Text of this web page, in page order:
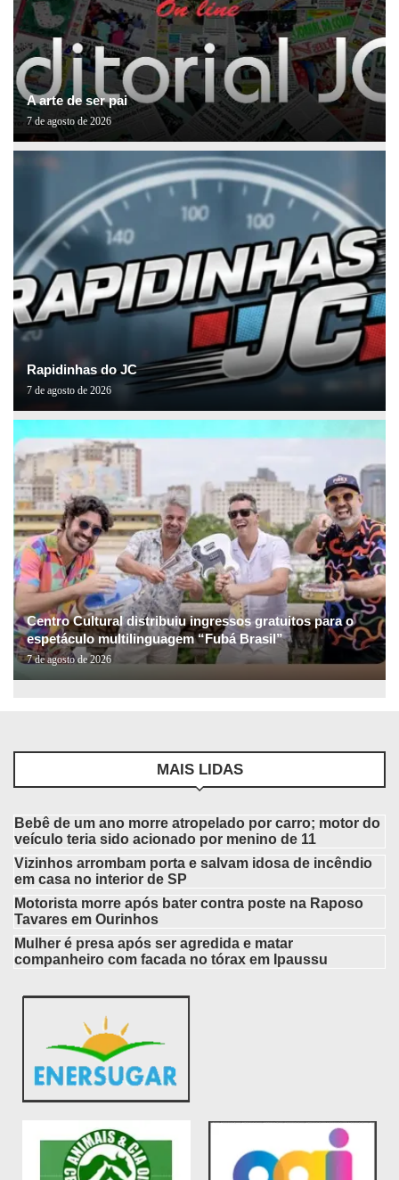
A arte de ser pai
7 de agosto de 2026
Rapidinhas do JC
7 de agosto de 2026
Centro Cultural distribuiu ingressos gratuitos para o
espetáculo multilinguagem “Fubá Brasil”
7 de agosto de 2026
MAIS LIDAS
Bebê de um ano morre atropelado por carro; motor do
veículo teria sido acionado por menino de 11
Vizinhos arrombam porta e salvam idosa de incêndio
em casa no interior de SP
Motorista morre após bater contra poste na Raposo
Tavares em Ourinhos
Mulher é presa após ser agredida e matar
companheiro com facada no tórax em Ipaussu